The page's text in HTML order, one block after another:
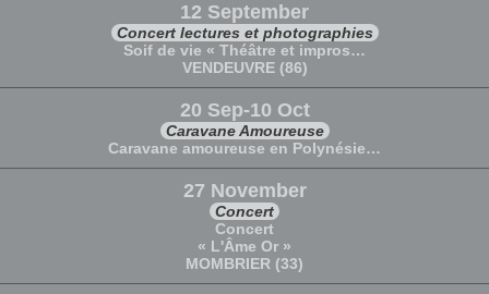
12 September
Concert lectures et photographies
Soif de vie « Théâtre et impros…
VENDEUVRE (86)
20 Sep-10 Oct
Caravane Amoureuse
Caravane amoureuse en Polynésie…
27 November
Concert
Concert
« L'Âme Or »
MOMBRIER (33)